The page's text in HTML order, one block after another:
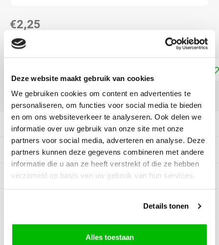
Deze website maakt gebruik van cookies
We gebruiken cookies om content en advertenties te
personaliseren, om functies voor social media te bieden
en om ons websiteverkeer te analyseren. Ook delen we
informatie over uw gebruik van onze site met onze
partners voor social media, adverteren en analyse. Deze
partners kunnen deze gegevens combineren met andere
informatie die u aan ze heeft verstrekt of die ze hebben
verzameld op basis van uw gebruik van hun services.
Details tonen
Alles toestaan
€2,25
DIRECT LEVERBAAR
DELEN:
Productomschrijving
Tags
Gerelateerde producten